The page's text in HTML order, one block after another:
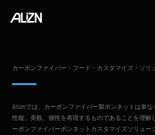
カーボンファイバー・フード・カスタマイズ・ソリ
Aliznでは、カーボンファイバー製ボンネットは単な
性能、美観、個性を表現するものであることを理解
ーボンファイバーボンネットカスタマイズソリュー